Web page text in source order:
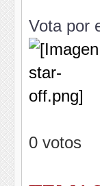
Vota por
0 votos